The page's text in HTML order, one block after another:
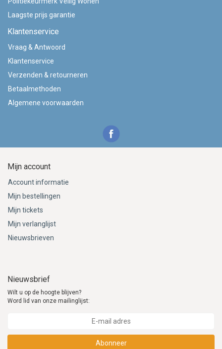
Laagste prijs garantie
Klantenservice
Vraag & Antwoord
Klantenservice
Verzenden & retourneren
Betaalmethoden
Algemene voorwaarden
Mijn account
Account informatie
Mijn bestellingen
Mijn tickets
Mijn verlanglijst
Nieuwsbrieven
Nieuwsbrief
Wilt u op de hoogte blijven?
Word lid van onze mailinglijst:
Abonneer